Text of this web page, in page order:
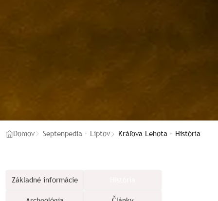
Domov Septenpedia - Liptov Kráľova Lehota - História
Základné informácie